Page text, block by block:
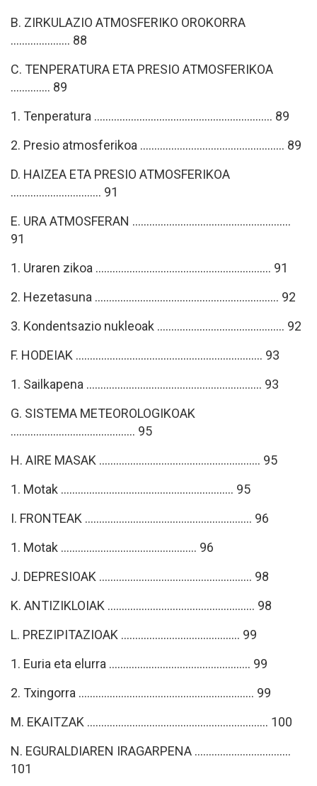
B. ZIRKULAZIO ATMOSFERIKO OROKORRA
..................... 88
C. TENPERATURA ETA PRESIO ATMOSFERIKOA
.............. 89
1. Tenperatura ............................................................... 89
2. Presio atmosferikoa ................................................... 89
D. HAIZEA ETA PRESIO ATMOSFERIKOA
................................ 91
E. URA ATMOSFERAN ........................................................
91
1. Uraren zikoa .............................................................. 91
2. Hezetasuna ................................................................. 92
3. Kondentsazio nukleoak ............................................. 92
F. HODEIAK .................................................................. 93
1. Sailkapena .............................................................. 93
G. SISTEMA METEOROLOGIKOAK
............................................ 95
H. AIRE MASAK ......................................................... 95
1. Motak ............................................................. 95
I. FRONTEAK ........................................................... 96
1. Motak ................................................ 96
J. DEPRESIOAK ...................................................... 98
K. ANTIZIKLOIAK .................................................... 98
L. PREZIPITAZIOAK .......................................... 99
1. Euria eta elurra .................................................. 99
2. Txingorra .............................................................. 99
M. EKAITZAK ................................................................ 100
N. EGURALDIAREN IRAGARPENA ..................................
101